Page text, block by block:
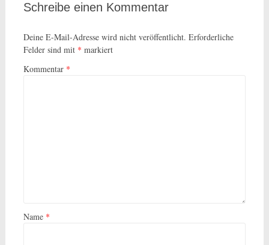
Schreibe einen Kommentar
Deine E-Mail-Adresse wird nicht veröffentlicht. Erforderliche
Felder sind mit * markiert
Kommentar *
Name *